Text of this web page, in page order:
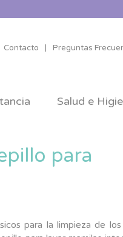
Contacto Preguntas
Salud e
para
para la limpieza de los